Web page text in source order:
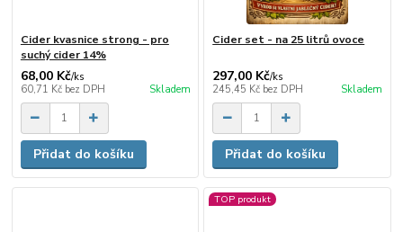
Cider kvasnice strong - pro
suchý cider 14%
68,00 Kč/ks
60,71 Kč bez DPH Skladem
Přidat do košíku
Cider set - na 25 litrů ovoce
297,00 Kč/ks
245,45 Kč bez DPH Skladem
Přidat do košíku
TOP produkt